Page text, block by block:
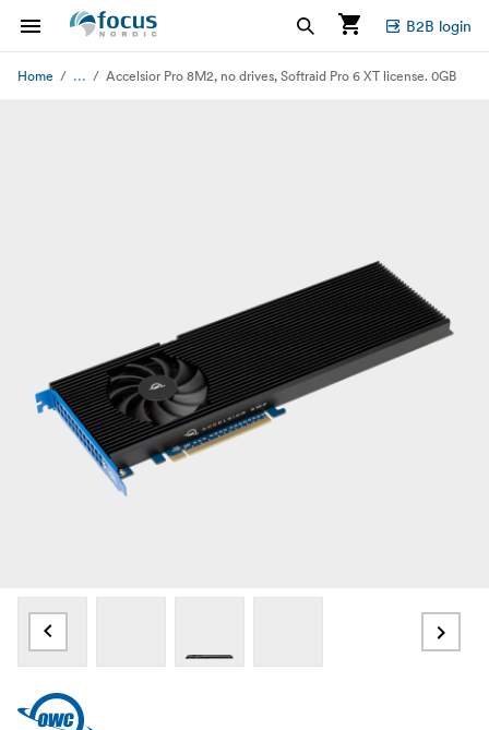
B2B login
Home ... Accelsior Pro 8M2, no drives, Softraid Pro 6 XT license. 0GB